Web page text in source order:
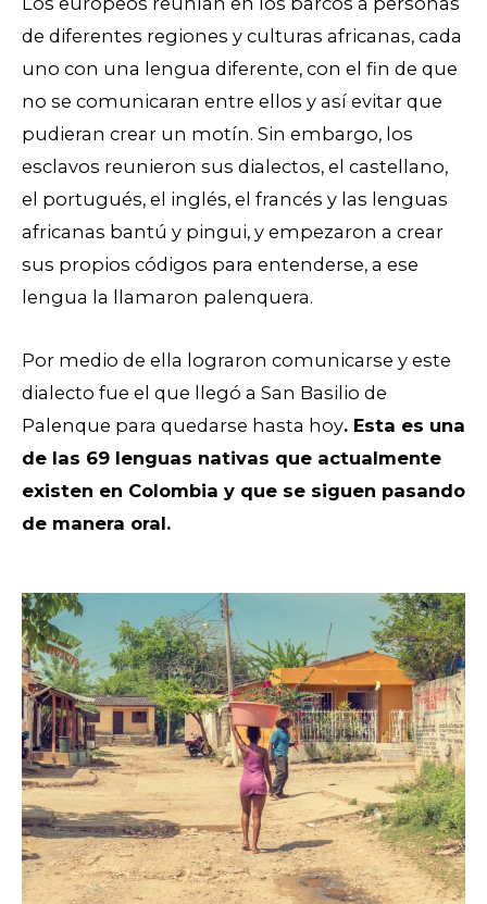
de diferentes regiones y culturas africanas, cada
uno con una lengua diferente, con el fin de que
no se comunicaran entre ellos y así evitar que
pudieran crear un motín. Sin embargo, los
esclavos reunieron sus dialectos, el castellano,
el portugués, el inglés, el francés y las lenguas
africanas bantú y pingui, y empezaron a crear
sus propios códigos para entenderse, a ese
lengua la llamaron palenquera.
Por medio de ella lograron comunicarse y este
dialecto fue el que llegó a San Basilio de
Palenque para quedarse hasta hoy. Esta es una
de las 69 lenguas nativas que actualmente
existen en Colombia y que se siguen pasando
de manera oral.